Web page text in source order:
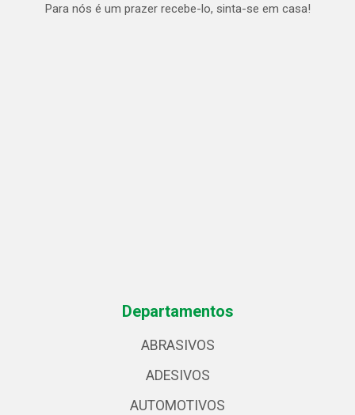
Para nós é um prazer recebe-lo, sinta-se em casa!
Departamentos
ABRASIVOS
ADESIVOS
AUTOMOTIVOS